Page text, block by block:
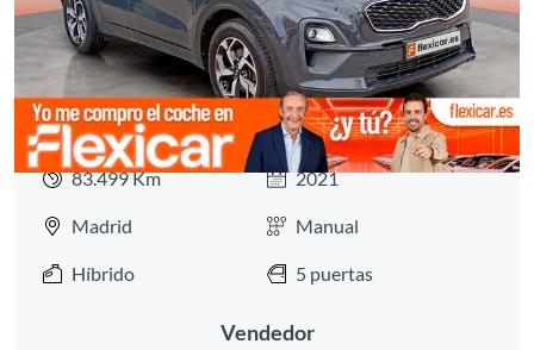
83.499 Km 2021
Madrid Manual
Híbrido 5 puertas
Vendedor